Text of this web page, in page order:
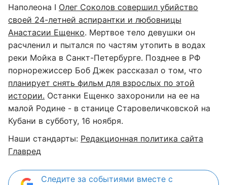
Наполеона I Олег Соколов совершил убийство
своей 24-летней аспирантки и любовницы
Анастасии Ещенко. Мертвое тело девушки он
расчленил и пытался по частям утопить в водах
реки Мойка в Санкт-Петербурге. Позднее в РФ
порнорежиссер Боб Джек рассказал о том, что
планирует снять фильм для взрослых по этой
истории. Останки Ещенко захоронили на ее на
малой Родине - в станице Старовеличковской на
Кубани в субботу, 16 ноября.
Наши стандарты: Редакционная политика сайта
Главред
Следите за событиями вместе с